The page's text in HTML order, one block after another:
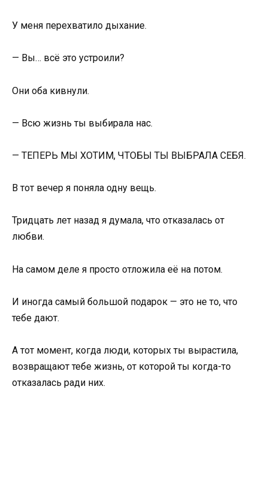
У меня перехватило дыхание.
— Вы… всё это устроили?
Они оба кивнули.
— Всю жизнь ты выбирала нас.
— ТЕПЕРЬ МЫ ХОТИМ, ЧТОБЫ ТЫ ВЫБРАЛА СЕБЯ.
В тот вечер я поняла одну вещь.
Тридцать лет назад я думала, что отказалась от
любви.
На самом деле я просто отложила её на потом.
И иногда самый большой подарок — это не то, что
тебе дают.
А тот момент, когда люди, которых ты вырастила,
возвращают тебе жизнь, от которой ты когда-то
отказалась ради них.